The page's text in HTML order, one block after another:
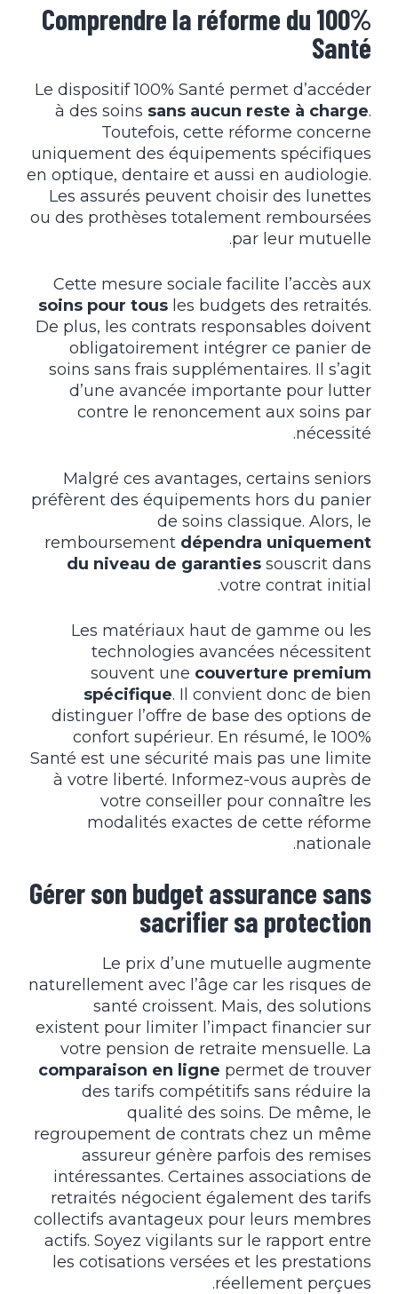
Comprendre la réforme du 100%
Santé
Le dispositif 100% Santé permet d’accéder
à des soins sans aucun reste à charge.
Toutefois, cette réforme concerne
uniquement des équipements spécifiques
en optique, dentaire et aussi en audiologie.
Les assurés peuvent choisir des lunettes
ou des prothèses totalement remboursées
par leur mutuelle.
Cette mesure sociale facilite l’accès aux
soins pour tous les budgets des retraités.
De plus, les contrats responsables doivent
obligatoirement intégrer ce panier de
soins sans frais supplémentaires. Il s’agit
d’une avancée importante pour lutter
contre le renoncement aux soins par
nécessité.
Malgré ces avantages, certains seniors
préfèrent des équipements hors du panier
de soins classique. Alors, le
remboursement dépendra uniquement
du niveau de garanties souscrit dans
votre contrat initial.
Les matériaux haut de gamme ou les
technologies avancées nécessitent
souvent une couverture premium
spécifique. Il convient donc de bien
distinguer l’offre de base des options de
confort supérieur. En résumé, le 100%
Santé est une sécurité mais pas une limite
à votre liberté. Informez-vous auprès de
votre conseiller pour connaître les
modalités exactes de cette réforme
nationale.
Gérer son budget assurance sans
sacrifier sa protection
Le prix d’une mutuelle augmente
naturellement avec l’âge car les risques de
santé croissent. Mais, des solutions
existent pour limiter l’impact financier sur
votre pension de retraite mensuelle. La
comparaison en ligne permet de trouver
des tarifs compétitifs sans réduire la
qualité des soins. De même, le
regroupement de contrats chez un même
assureur génère parfois des remises
intéressantes. Certaines associations de
retraités négocient également des tarifs
collectifs avantageux pour leurs membres
actifs. Soyez vigilants sur le rapport entre
les cotisations versées et les prestations
réellement perçues.